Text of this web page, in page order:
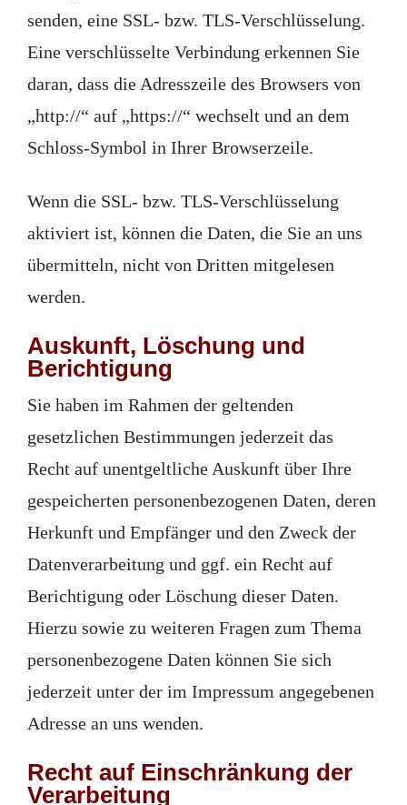
senden, eine SSL- bzw. TLS-Verschlüsselung.
Eine verschlüsselte Verbindung erkennen Sie
daran, dass die Adresszeile des Browsers von
„http://“ auf „https://“ wechselt und an dem
Schloss-Symbol in Ihrer Browserzeile.
Wenn die SSL- bzw. TLS-Verschlüsselung
aktiviert ist, können die Daten, die Sie an uns
übermitteln, nicht von Dritten mitgelesen
werden.
Auskunft, Löschung und
Berichtigung
Sie haben im Rahmen der geltenden
gesetzlichen Bestimmungen jederzeit das
Recht auf unentgeltliche Auskunft über Ihre
gespeicherten personenbezogenen Daten, deren
Herkunft und Empfänger und den Zweck der
Datenverarbeitung und ggf. ein Recht auf
Berichtigung oder Löschung dieser Daten.
Hierzu sowie zu weiteren Fragen zum Thema
personenbezogene Daten können Sie sich
jederzeit unter der im Impressum angegebenen
Adresse an uns wenden.
Recht auf Einschränkung der
Verarbeitung